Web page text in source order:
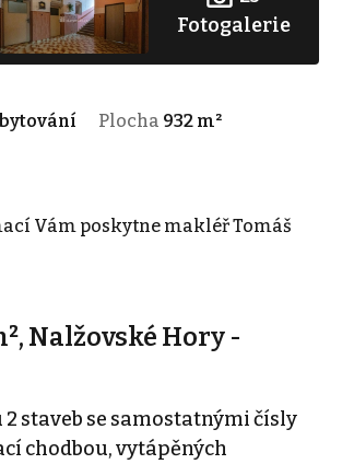
Fotogalerie
Plocha 932 m²
Vám poskytne makléř Tomáš
Nalžovské Hory -
staveb se samostatnými čísly
chodbou, vytápěných